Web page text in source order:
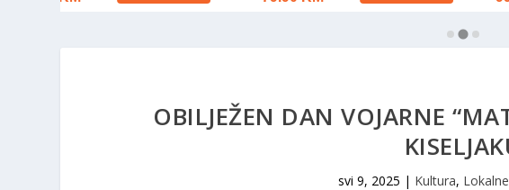
OBILJEŽEN DAN VOJARNE
svi 9, 2025 | Kultura,